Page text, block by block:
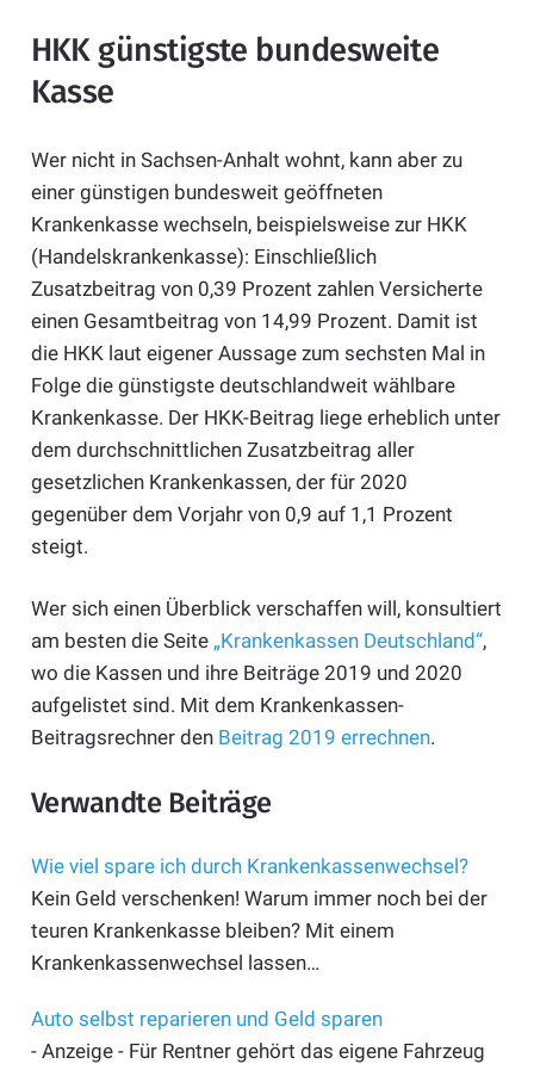
HKK günstigste bundesweite
Kasse
Wer nicht in Sachsen-Anhalt wohnt, kann aber zu
einer günstigen bundesweit geöffneten
Krankenkasse wechseln, beispielsweise zur HKK
(Handelskrankenkasse): Einschließlich
Zusatzbeitrag von 0,39 Prozent zahlen Versicherte
einen Gesamtbeitrag von 14,99 Prozent. Damit ist
die HKK laut eigener Aussage zum sechsten Mal in
Folge die günstigste deutschlandweit wählbare
Krankenkasse. Der HKK-Beitrag liege erheblich unter
dem durchschnittlichen Zusatzbeitrag aller
gesetzlichen Krankenkassen, der für 2020
gegenüber dem Vorjahr von 0,9 auf 1,1 Prozent
steigt.
Wer sich einen Überblick verschaffen will, konsultiert
am besten die Seite „Krankenkassen Deutschland“,
wo die Kassen und ihre Beiträge 2019 und 2020
aufgelistet sind. Mit dem Krankenkassen-
Beitragsrechner den Beitrag 2019 errechnen.
Verwandte Beiträge
Wie viel spare ich durch Krankenkassenwechsel?
Kein Geld verschenken! Warum immer noch bei der
teuren Krankenkasse bleiben? Mit einem
Krankenkassenwechsel lassen…
Auto selbst reparieren und Geld sparen
- Anzeige - Für Rentner gehört das eigene Fahrzeug